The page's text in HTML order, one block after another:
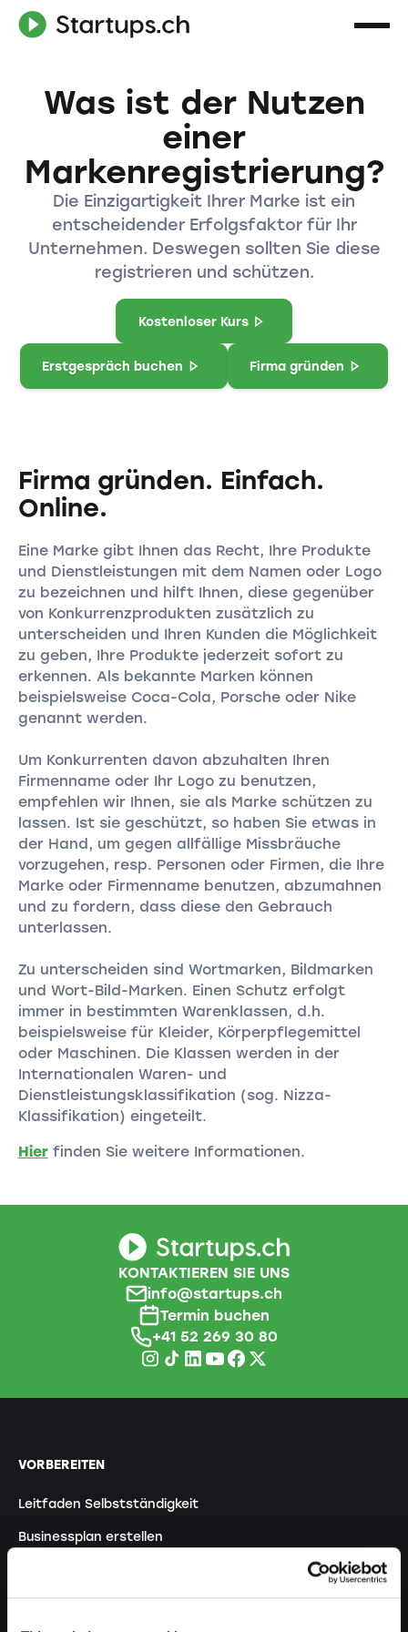
Was ist der Nutzen
einer
Markenregistrierung?
Die Einzigartigkeit Ihrer Marke ist ein
entscheidender Erfolgsfaktor für Ihr
Unternehmen. Deswegen sollten Sie diese
registrieren und schützen.
Kostenloser Kurs
Erstgespräch buchen Firma gründen
Firma gründen. Einfach.
Online.
Eine Marke gibt Ihnen das Recht, Ihre Produkte
und Dienstleistungen mit dem Namen oder Logo
zu bezeichnen und hilft Ihnen, diese gegenüber
von Konkurrenzprodukten zusätzlich zu
unterscheiden und Ihren Kunden die Möglichkeit
zu geben, Ihre Produkte jederzeit sofort zu
erkennen. Als bekannte Marken können
beispielsweise Coca-Cola, Porsche oder Nike
genannt werden.
Um Konkurrenten davon abzuhalten Ihren
Firmenname oder Ihr Logo zu benutzen,
empfehlen wir Ihnen, sie als Marke schützen zu
lassen. Ist sie geschützt, so haben Sie etwas in
der Hand, um gegen allfällige Missbräuche
vorzugehen, resp. Personen oder Firmen, die Ihre
Marke oder Firmenname benutzen, abzumahnen
und zu fordern, dass diese den Gebrauch
unterlassen.
Zu unterscheiden sind Wortmarken, Bildmarken
und Wort-Bild-Marken. Einen Schutz erfolgt
immer in bestimmten Warenklassen, d.h.
beispielsweise für Kleider, Körperpflegemittel
oder Maschinen. Die Klassen werden in der
Internationalen Waren- und
Dienstleistungsklassifikation (sog. Nizza-
Klassifikation) eingeteilt.
Hierfinden Sie weitere Informationen.
KONTAKTIEREN SIE UNS
info@startups.ch
Termin buchen
+41 52 269 30 80
VORBEREITEN
Leitfaden Selbstständigkeit
Businessplan erstellen
Vorbezug Pensionskasse